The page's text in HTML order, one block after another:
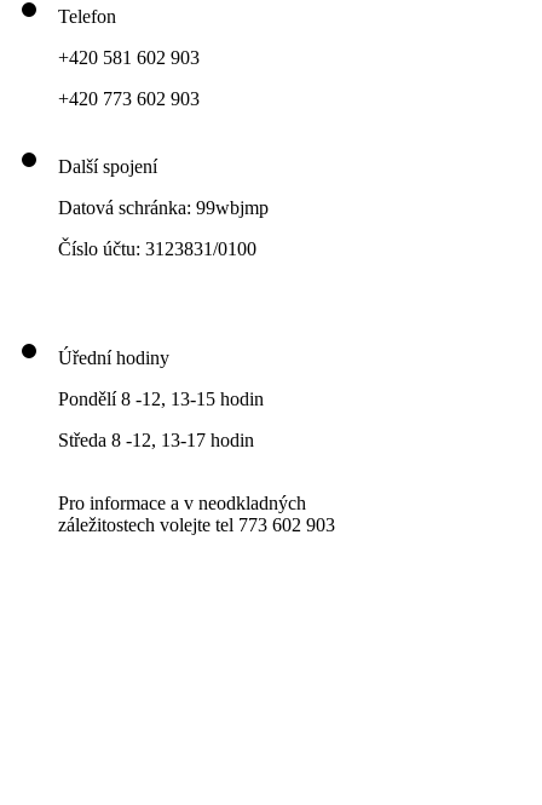
Telefon
+420 581 602 903
+420 773 602 903
Další spojení
Datová schránka: 99wbjmp
Číslo účtu: 3123831/0100
Úřední hodiny
Pondělí 8 -12, 13-15 hodin
Středa 8 -12, 13-17 hodin
Pro informace a v neodkladných
záležitostech volejte tel 773 602 903